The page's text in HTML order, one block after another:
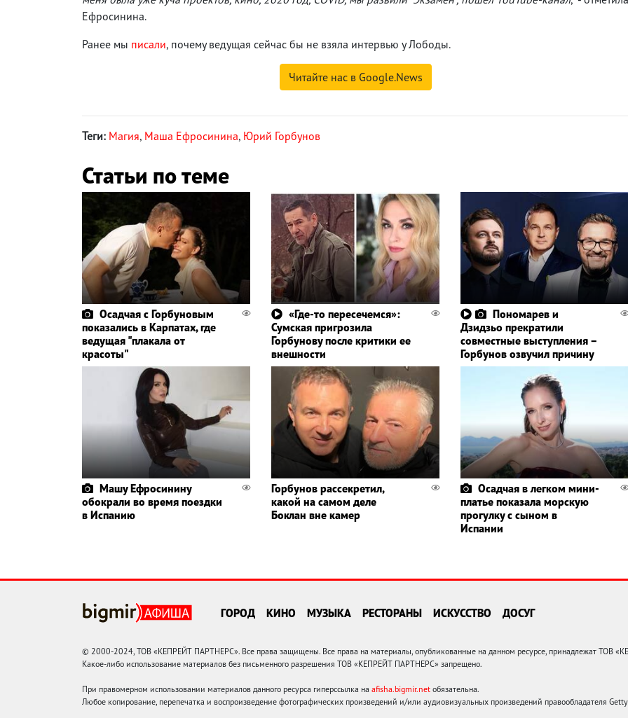
Ефросинина.
Ранее мы писали, почему ведущая сейчас бы не взяла интервью у Лободы.
Читайте нас в Google.News
Теги: Магия, Маша Ефросинина, Юрий Горбунов
Статьи по теме
Осадчая с Горбуновым
показались в Карпатах, где
ведущая "плакала от
красоты"
«Где-то пересечемся»:
Сумская пригрозила
Горбунову после критики ее
внешности
Пономарев и
Дзидзьо прекратили
совместные выступления –
Горбунов озвучил причину
Машу Ефросинину
обокрали во время поездки
в Испанию
Горбунов рассекретил,
какой на самом деле
Боклан вне камер
Осадчая в легком мини-
платье показала морскую
прогулку с сыном в
Испании
ГОРОД КИНО МУЗЫКА РЕСТОРАНЫ ИСКУССТВО ДОСУГ
© 2000-2024, ТОВ «КЕПРЕЙТ ПАРТНЕРС». Все права защищены. Все права на материалы, опубликованные на данном ресурсе, принадлежат ТОВ
Какое-либо использование материалов без письменного разрешения ТОВ «КЕПРЕЙТ ПАРТНЕРС» запрещено.
При правомерном использовании материалов данного ресурса гиперссылка на afisha.bigmir.net обязательна.
Любое копирование, перепечатка и воспроизведение фотографических произведений и/или аудиовизуальных произведений правообладателя Getty